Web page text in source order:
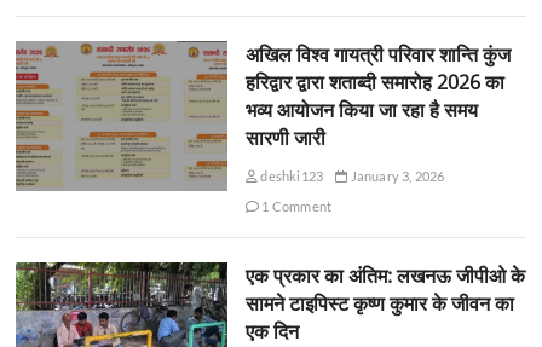
अखिल विश्व गायत्री परिवार शान्ति कुंज
हरिद्वार द्वारा शताब्दी समारोह 2026 का
भव्य आयोजन किया जा रहा है समय
सारणी जारी
deshki123
January 3, 2026
1 Comment
एक प्रकार का अंतिम: लखनऊ जीपीओ के
सामने टाइपिस्ट कृष्ण कुमार के जीवन का
एक दिन